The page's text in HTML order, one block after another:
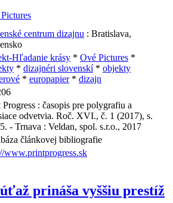
centrum dizajnu : Bratislava,
Hľadanie krásy * Ové Pictures *
* dizajnéri slovenskí* objekty
* europapier* dizajn
Progress : časopis pre polygrafiu a
odvetvia. Roč. XVI., č. 1 (2017), s.
- Trnava : Veldan, spol. s.r.o., 2017
článkovej bibliografie
www.printprogress.sk
prináša vyššiu prestíž